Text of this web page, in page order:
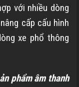
với nhiều dòng
cấp cấu hình
xe phổ thông
phẩm âm thanh